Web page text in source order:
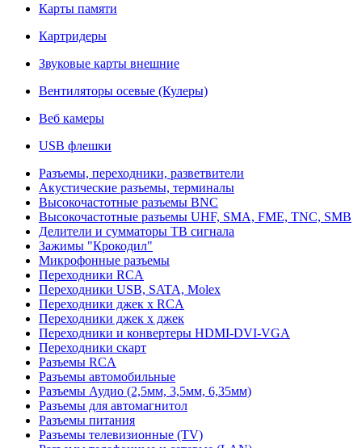
Карты памяти
Картридеры
Звуковые карты внешние
Вентиляторы осевые (Кулеры)
Веб камеры
USB флешки
Разъемы, переходники, разветвители
Акустические разъемы, терминалы
Высокочастотные разъемы BNC
Высокочастотные разъемы UHF, SMA, FME, TNC, SMB
Делители и сумматоры ТВ сигнала
Зажимы "Крокодил"
Микрофонные разъемы
Переходники RCA
Переходники USB, SATA, Molex
Переходники джек х RCA
Переходники джек х джек
Переходники и конвертеры HDMI-DVI-VGA
Переходники скарт
Разъемы RCA
Разъемы автомобильные
Разъемы Аудио (2,5мм, 3,5мм, 6,35мм)
Разъемы для автомагнитол
Разъемы питания
Разъемы телевизионные (TV)